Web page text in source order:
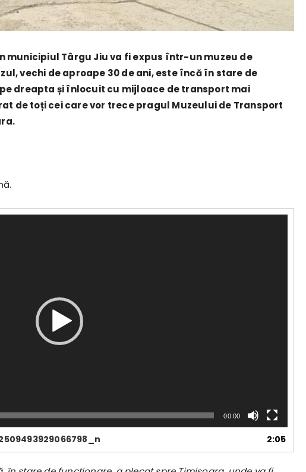
municipiul Târgu Jiu va fi expus într-un muzeu de
vechi de aproape 30 de ani, este încă în stare de
dreapta și înlocuit cu mijloace de transport mai
de toți cei care vor trece pragul Muzeului de Transport
00:00
2:05